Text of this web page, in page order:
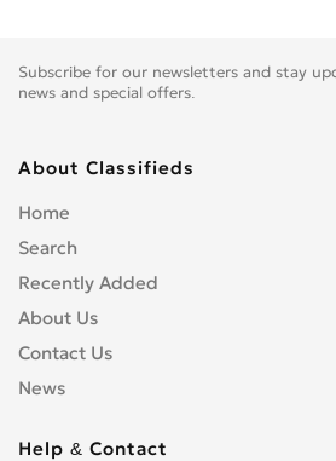
Subscribe for our newsletters and stay
news and special offers.
About Classifieds
Home
Search
Recently Added
About Us
Contact Us
News
Help & Contact